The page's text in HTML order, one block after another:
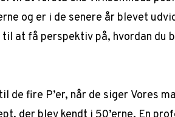
og er i de senere år blevet
at få perspektiv på, hvordan du
de fire P’er, når de siger Vores